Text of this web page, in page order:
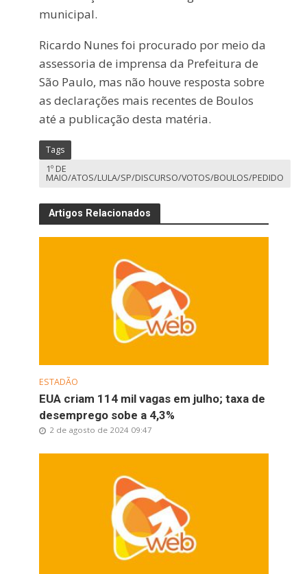
municipal.
Ricardo Nunes foi procurado por meio da
assessoria de imprensa da Prefeitura de
São Paulo, mas não houve resposta sobre
as declarações mais recentes de Boulos
até a publicação desta matéria.
Tags
1º DE
MAIO/ATOS/LULA/SP/DISCURSO/VOTOS/BOULOS/PEDIDO
Artigos Relacionados
ESTADÃO
EUA criam 114 mil vagas em julho; taxa de
desemprego sobe a 4,3%
2 de agosto de 2024 09:47